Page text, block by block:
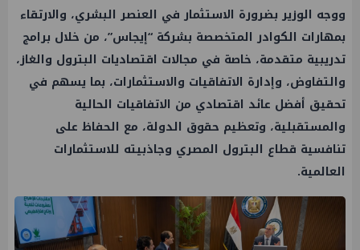
ووجه الوزير بضرورة الاستثمار في العنصر البشري، والارتقاء
بمهارات الكوادر المتخصصة بشركة “إيجاس”، من خلال برامج
تدريبية متقدمة، خاصة في مجالات اقتصاديات البترول والغاز،
والتفاوض، وإدارة الاتفاقيات والاستثمارات، بما يسهم في
تحقيق أفضل عائد اقتصادي من الاتفاقيات الحالية
والمستقبلية، وتعظيم حقوق الدولة، مع الحفاظ على
تنافسية قطاع البترول المصري وجاذبيته للاستثمارات
العالمية.